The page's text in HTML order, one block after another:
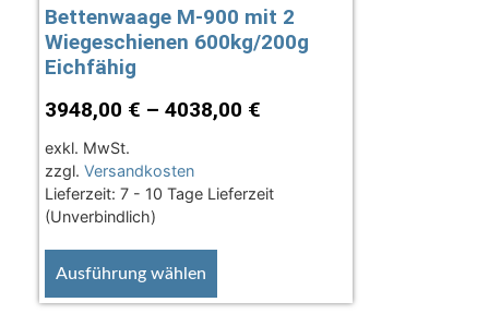
Bettenwaage M-900 mit 2
Wiegeschienen 600kg/200g
Eichfähig
3948,00 € – 4038,00 €
exkl. MwSt.
zzgl. Versandkosten
Lieferzeit: 7 - 10 Tage Lieferzeit
(Unverbindlich)
Ausführung wählen